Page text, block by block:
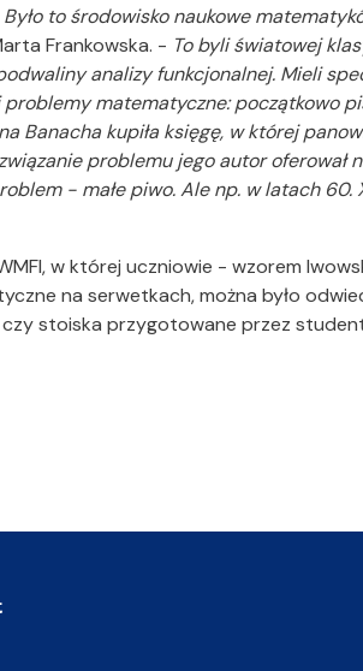
Było to środowisko naukowe
Frankowska. - To byli światowej
analizy funkcjonalnej. Mieli
problemy matematyczne: początkowo
Banacha kupiła księgę, w której
problemu jego autor oferował
- małe piwo. Ale np. w latach 60.
w której uczniowie - wzorem
na serwetkach, można było
stoiska przygotowane przez